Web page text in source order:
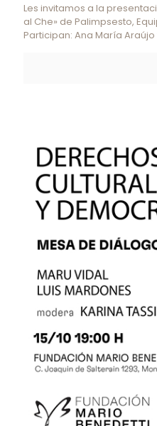
Les invitamos a la
al Che» de Palimpsesto,
Participan: Ana María Araújo